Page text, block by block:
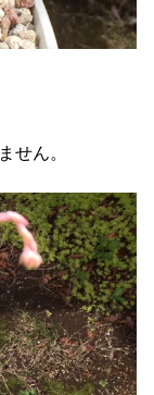
せん。